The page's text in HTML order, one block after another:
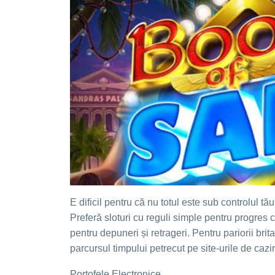
E dificil pentru că nu totul este sub controlul
Preferă sloturi cu reguli simple pentru
pentru depuneri și retrageri. Pentru pariorii
parcursul timpului petrecut pe site-urile de